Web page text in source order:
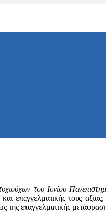
του Ιονίου
επαγγελματικής τους
της επαγγελματικής